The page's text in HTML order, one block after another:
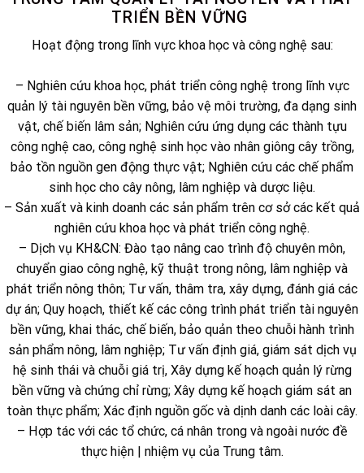
TRIỂN BỀN VỮNG
Hoạt động trong lĩnh vực khoa học và công nghệ sau:
– Nghiên cứu khoa học, phát triển công nghệ trong lĩnh vực
quản lý tài nguyên bền vững, bảo vệ môi trường, đa dạng sinh
vật, chế biến lâm sản; Nghiên cứu ứng dụng các thành tựu
công nghệ cao, công nghệ sinh học vào nhân giông cây trồng,
bảo tồn nguồn gen động thực vật; Nghiên cứu các chế phẩm
sinh học cho cây nông, lâm nghiệp và dược liệu.
– Sản xuất và kinh doanh các sản phẩm trên cơ sở các kết quả
nghiên cứu khoa học và phát triển công nghệ.
– Dịch vụ KH&CN: Đào tạo nâng cao trình độ chuyên môn,
chuyển giao công nghệ, kỹ thuật trong nông, lâm nghiệp và
phát triển nông thôn; Tư vấn, thâm tra, xây dựng, đánh giá các
dự án; Quy hoạch, thiết kế các công trình phát triển tài nguyên
bền vững, khai thác, chế biến, bảo quản theo chuỗi hành trình
sản phẩm nông, lâm nghiệp; Tư vấn định giá, giám sát dịch vụ
hệ sinh thái và chuỗi giá trị, Xây dựng kế hoạch quản lý rừng
bền vững và chứng chỉ rừng; Xây dựng kế hoạch giám sát an
toàn thực phẩm; Xác định nguồn gốc và dịnh danh các loài cây.
– Hợp tác với các tổ chức, cá nhân trong và ngoài nước đề
thực hiện | nhiệm vụ của Trung tâm.